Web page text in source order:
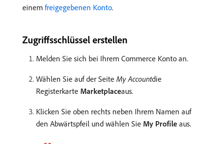
einem freigegebenen Konto.
Zugriffsschlüssel erstellen
Melden Sie sich bei Ihrem Commerce Konto an.
Wählen Sie auf der Seite My Account​die
Registerkarte Marketplace​aus.
Klicken Sie oben rechts neben Ihrem Namen auf
den Abwärtspfeil und wählen Sie My Profile aus.